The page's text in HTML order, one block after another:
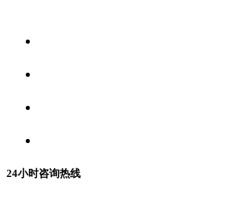
24小时咨询热线